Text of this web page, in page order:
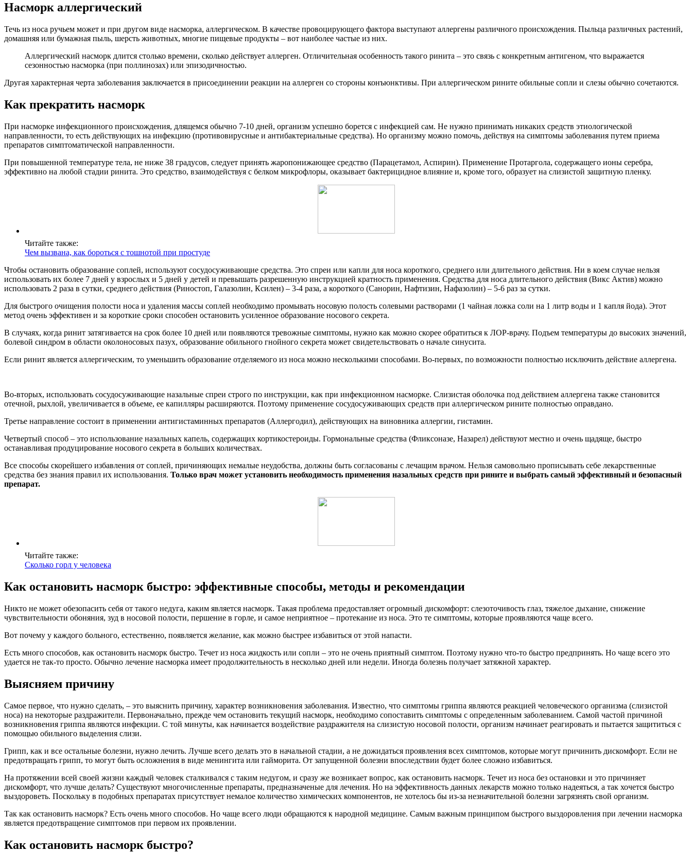
Насморк аллергический
Течь из носа ручьем может и при другом виде насморка, аллергическом. В качестве провоцирующего фактора выступают аллергены различного происхождения. Пыльца различных растений,
домашняя или бумажная пыль, шерсть животных, многие пищевые продукты – вот наиболее частые из них.
Аллергический насморк длится столько времени, сколько действует аллерген. Отличительная особенность такого ринита – это связь с конкретным антигеном, что выражается
сезонностью насморка (при поллинозах) или эпизодичностью.
Другая характерная черта заболевания заключается в присоединении реакции на аллерген со стороны конъюнктивы. При аллергическом рините обильные сопли и слезы обычно сочетаются.
Как прекратить насморк
При насморке инфекционного происхождения, длящемся обычно 7-10 дней, организм успешно борется с инфекцией сам. Не нужно принимать никаких средств этиологической
направленности, то есть действующих на инфекцию (противовирусные и антибактериальные средства). Но организму можно помочь, действуя на симптомы заболевания путем приема
препаратов симптоматической направленности.
При повышенной температуре тела, не ниже 38 градусов, следует принять жаропонижающее средство (Парацетамол, Аспирин). Применение Протаргола, содержащего ионы серебра,
эффективно на любой стадии ринита. Это средство, взаимодействуя с белком микрофлоры, оказывает бактерицидное влияние и, кроме того, образует на слизистой защитную пленку.
Читайте также:
Чем вызвана, как бороться с тошнотой при простуде
Чтобы остановить образование соплей, используют сосудосуживающие средства. Это спреи или капли для носа короткого, среднего или длительного действия. Ни в коем случае нельзя
использовать их более 7 дней у взрослых и 5 дней у детей и превышать разрешенную инструкцией кратность применения. Средства для носа длительного действия (Викс Актив) можно
использовать 2 раза в сутки, среднего действия (Риностоп, Галазолин, Ксилен) – 3-4 раза, а короткого (Санорин, Нафтизин, Нафазолин) – 5-6 раз за сутки.
Для быстрого очищения полости носа и удаления массы соплей необходимо промывать носовую полость солевыми растворами (1 чайная ложка соли на 1 литр воды и 1 капля йода). Этот
метод очень эффективен и за короткие сроки способен остановить усиленное образование носового секрета.
В случаях, когда ринит затягивается на срок более 10 дней или появляются тревожные симптомы, нужно как можно скорее обратиться к ЛОР-врачу. Подъем температуры до высоких значений,
болевой синдром в области околоносовых пазух, образование обильного гнойного секрета может свидетельствовать о начале синусита.
Если ринит является аллергическим, то уменьшить образование отделяемого из носа можно несколькими способами. Во-первых, по возможности полностью исключить действие аллергена.
Во-вторых, использовать сосудосуживающие назальные спреи строго по инструкции, как при инфекционном насморке. Слизистая оболочка под действием аллергена также становится
отечной, рыхлой, увеличивается в объеме, ее капилляры расширяются. Поэтому применение сосудосуживающих средств при аллергическом рините полностью оправдано.
Третье направление состоит в применении антигистаминных препаратов (Аллергодил), действующих на виновника аллергии, гистамин.
Четвертый способ – это использование назальных капель, содержащих кортикостероиды. Гормональные средства (Фликсоназе, Назарел) действуют местно и очень щадяще, быстро
останавливая продуцирование носового секрета в больших количествах.
Все способы скорейшего избавления от соплей, причиняющих немалые неудобства, должны быть согласованы с лечащим врачом. Нельзя самовольно прописывать себе лекарственные
средства без знания правил их использования. Только врач может установить необходимость применения назальных средств при рините и выбрать самый эффективный и безопасный
препарат.
Читайте также:
Сколько горл у человека
Как остановить насморк быстро: эффективные способы, методы и рекомендации
Никто не может обезопасить себя от такого недуга, каким является насморк. Такая проблема предоставляет огромный дискомфорт: слезоточивость глаз, тяжелое дыхание, снижение
чувствительности обоняния, зуд в носовой полости, першение в горле, и самое неприятное – протекание из носа. Это те симптомы, которые проявляются чаще всего.
Вот почему у каждого больного, естественно, появляется желание, как можно быстрее избавиться от этой напасти.
Есть много способов, как остановить насморк быстро. Течет из носа жидкость или сопли – это не очень приятный симптом. Поэтому нужно что-то быстро предпринять. Но чаще всего это
удается не так-то просто. Обычно лечение насморка имеет продолжительность в несколько дней или недели. Иногда болезнь получает затяжной характер.
Выясняем причину
Самое первое, что нужно сделать, – это выяснить причину, характер возникновения заболевания. Известно, что симптомы гриппа являются реакцией человеческого организма (слизистой
носа) на некоторые раздражители. Первоначально, прежде чем остановить текущий насморк, необходимо сопоставить симптомы с определенным заболеванием. Самой частой причиной
возникновения гриппа являются инфекции. С той минуты, как начинается воздействие раздражителя на слизистую носовой полости, организм начинает реагировать и пытается защититься с
помощью обильного выделения слизи.
Грипп, как и все остальные болезни, нужно лечить. Лучше всего делать это в начальной стадии, а не дожидаться проявления всех симптомов, которые могут причинить дискомфорт. Если не
предотвращать грипп, то могут быть осложнения в виде менингита или гайморита. От запущенной болезни впоследствии будет более сложно избавиться.
На протяжении всей своей жизни каждый человек сталкивался с таким недугом, и сразу же возникает вопрос, как остановить насморк. Течет из носа без остановки и это причиняет
дискомфорт, что лучше делать? Существуют многочисленные препараты, предназначеные для лечения. Но на эффективность данных лекарств можно только надеяться, а так хочется быстро
выздороветь. Поскольку в подобных препаратах присутствует немалое количество химических компонентов, не хотелось бы из-за незначительной болезни загрязнять свой организм.
Так как остановить насморк? Есть очень много способов. Но чаще всего люди обращаются к народной медицине. Самым важным принципом быстрого выздоровления при лечении насморка
является предотвращение симптомов при первом их проявлении.
Как остановить насморк быстро?